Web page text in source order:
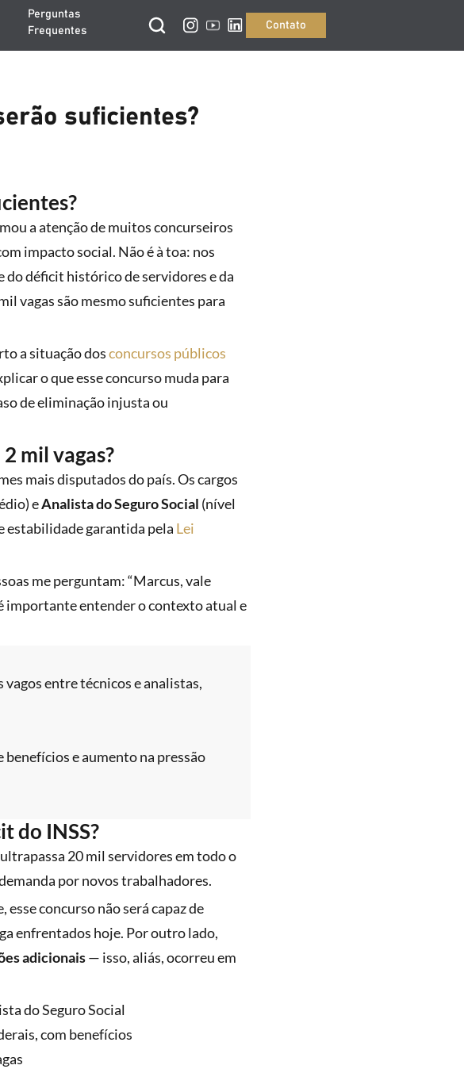
Perguntas
Frequentes
Contato
suficientes?
a atenção de muitos concurseiros
impacto social. Não é à toa: nos
do déficit histórico de servidores e da
vagas são mesmo suficientes para
a situação dosconcursos públicos
o que esse concurso muda para
de eliminação injusta ou
mil vagas?
mais disputados do país. Os cargos
eAnalista do Seguro Social (nível
estabilidade garantida pela Lei
me perguntam: “Marcus, vale
importante entender o contexto atual e
vagos entre técnicos e analistas,
benefícios e aumento na pressão
do INSS?
20 mil servidores em todo o
por novos trabalhadores.
concurso não será capaz de
enfrentados hoje. Por outro lado,
adicionais— isso, aliás, ocorreu em
do Seguro Social
com benefícios